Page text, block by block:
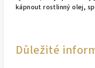
kápnout rostlinný olej,
Důležité